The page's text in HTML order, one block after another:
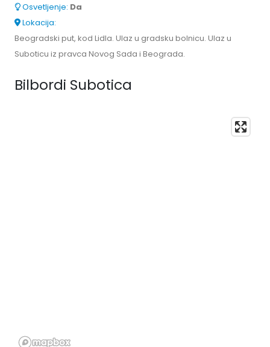
Osvetljenje: Da
Lokacija:
Beogradski put, kod Lidla. Ulaz u gradsku bolnicu. Ulaz u
Suboticu iz pravca Novog Sada i Beograda.
Bilbordi Subotica